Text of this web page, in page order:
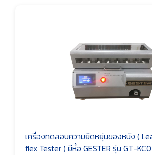
เครื่องทดสอบความยืดหยุ่นของหนัง (
flex Tester ) ยีห่้อ GESTER รุ่น GT-